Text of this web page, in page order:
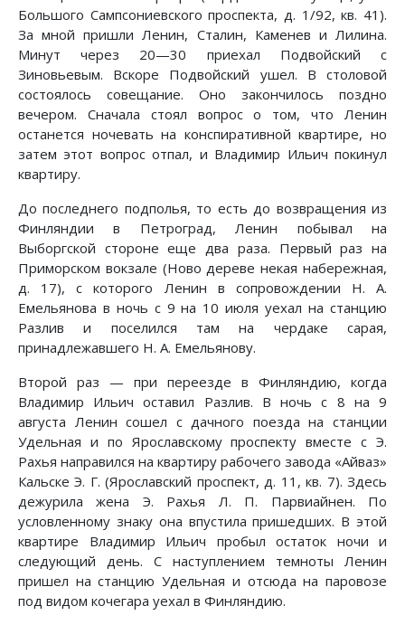
Большого Сампсониевского проспекта, д. 1/92, кв. 41).
За мной пришли Ленин, Сталин, Каменев и Лилина.
Минут через 20—30 приехал Подвойский с
Зиновьевым. Вскоре Подвойский ушел. В столовой
состоялось совещание. Оно закончилось поздно
вечером. Сначала стоял вопрос о том, что Ленин
останется ночевать на конспиративной квартире, но
затем этот вопрос отпал, и Владимир Ильич покинул
квартиру.
До последнего подполья, то есть до возвращения из
Финляндии в Петроград, Ленин побывал на
Выборгской стороне еще два раза. Первый раз на
Приморском вокзале (Ново дереве некая набережная,
д. 17), с которого Ленин в сопровождении Н. А.
Емельянова в ночь с 9 на 10 июля уехал на станцию
Разлив и поселился там на чердаке сарая,
принадлежавшего Н. А. Емельянову.
Второй раз — при переезде в Финляндию, когда
Владимир Ильич оставил Разлив. В ночь с 8 на 9
августа Ленин сошел с дачного поезда на станции
Удельная и по Ярославскому проспекту вместе с Э.
Рахья направился на квартиру рабочего завода «Айваз»
Кальске Э. Г. (Ярославский проспект, д. 11, кв. 7). Здесь
дежурила жена Э. Рахья Л. П. Парвиайнен. По
условленному знаку она впустила пришедших. В этой
квартире Владимир Ильич пробыл остаток ночи и
следующий день. С наступлением темноты Ленин
пришел на станцию Удельная и отсюда на паровозе
под видом кочегара уехал в Финляндию.